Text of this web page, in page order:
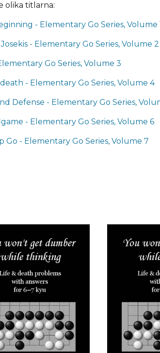
olika titlarna:
- Elementary Go Series, Volume
- Elementary Go Series, Volume 2
Go Series, Volume 3
- Elementary Go Series, Volume 4
Defense - Elementary Go Series,
- Elementary Go Series, Volume 6
Go - Elementary Go Series, Volume 7